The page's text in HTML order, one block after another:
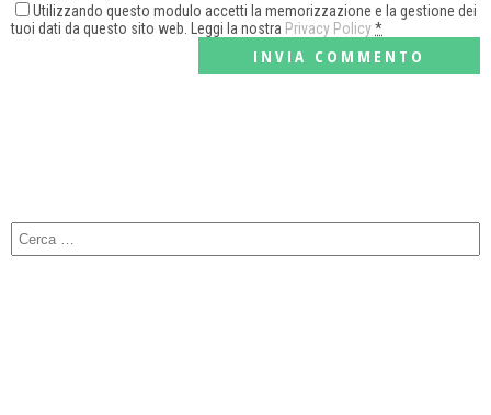
Utilizzando questo modulo accetti la memorizzazione e la gestione dei
tuoi dati da questo sito web. Leggi la nostra Privacy Policy*